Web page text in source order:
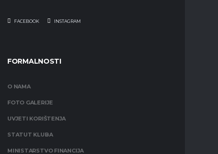
FACEBOOK INSTAGRAM
FORMALNOSTI
O NAMA
FOTO GALERIJE
UVJETI KORIŠTENJA
STATUT KLUBA
MINISTARSTVO FINANCIJA